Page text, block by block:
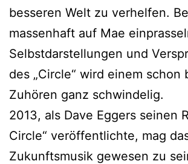
besseren Welt zu verhelfen.
massenhaft auf Mae
Selbstdarstellungen und
des „Circle“ wird einem schon
Zuhören ganz schwindelig.
2013, als Dave Eggers seinen
Circle“ veröffentlichte, mag
Zukunftsmusik gewesen zu